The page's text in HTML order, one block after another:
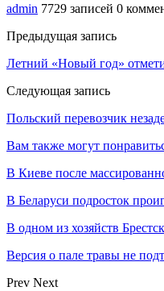
admin 7729 записей 0
Предыдущая запись
Летний «Новый год»
Следующая запись
Польский перевозчик
Вам также могут
В Киеве после
В Беларуси подросток
В одном из хозяйств
Версия о пале травы не
Prev Next